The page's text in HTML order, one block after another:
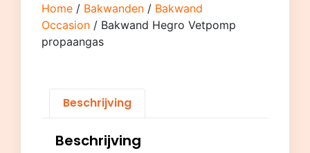
Home / Bakwanden / Bakwand
Occasion / Bakwand Hegro Vetpomp
propaangas
Beschrijving
Beschrijving